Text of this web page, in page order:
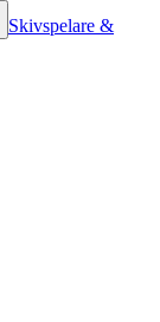
Skivspelare &